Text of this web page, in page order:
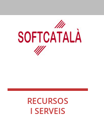
RECURSOS
I SERVEIS